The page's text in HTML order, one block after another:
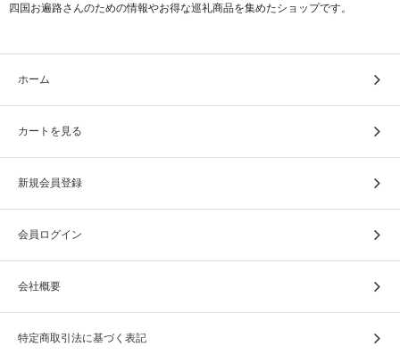
四国お遍路さんのための情報やお得な巡礼商品を集めたショップです。
ホーム
カートを見る
新規会員登録
会員ログイン
会社概要
特定商取引法に基づく表記